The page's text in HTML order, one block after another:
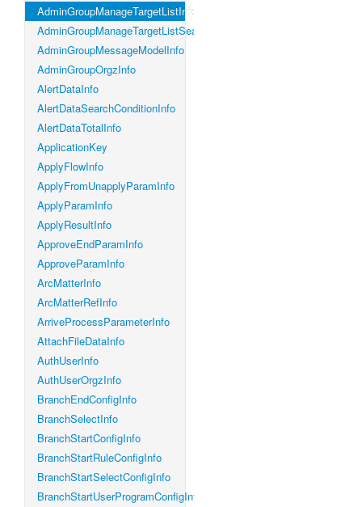
AdminGroupManageTargetListInfo
AdminGroupManageTargetListSearchConditionInfo
AdminGroupMessageModelInfo
AdminGroupOrgzInfo
AlertDataInfo
AlertDataSearchConditionInfo
AlertDataTotalInfo
ApplicationKey
ApplyFlowInfo
ApplyFromUnapplyParamInfo
ApplyParamInfo
ApplyResultInfo
ApproveEndParamInfo
ApproveParamInfo
ArcMatterInfo
ArcMatterRefInfo
ArriveProcessParameterInfo
AttachFileDataInfo
AuthUserInfo
AuthUserOrgzInfo
BranchEndConfigInfo
BranchSelectInfo
BranchStartConfigInfo
BranchStartRuleConfigInfo
BranchStartSelectConfigInfo
BranchStartUserProgramConfigInfo